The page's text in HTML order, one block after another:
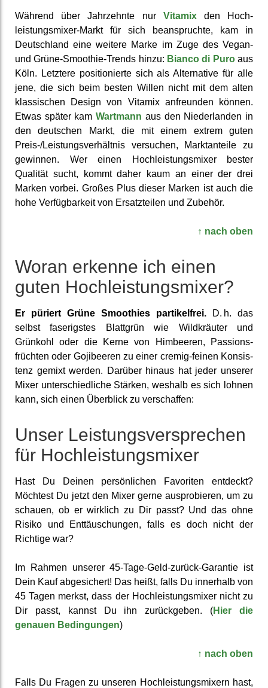
Während über Jahr­zehnte nur Vitamixden Hoch­
leistungs­mixer-Markt für sich be­anspruch­te, kam in
Deutsch­land eine weitere Marke im Zuge des Vegan-
und Grüne-Smoothie-Trends hinzu: Bianco di Puroaus
Köln. Letztere positio­nierte sich als Alter­native für alle
jene, die sich beim besten Willen nicht mit dem alten
klass­ischen Design von Vitamix an­freunden können.
Etwas später kamWartmann aus den Nieder­landen in
den deutschen Markt, die mit einem extrem guten
Preis-/Leistungs­verhältnis versuchen, Markt­anteile zu
gewinnen. Wer einen Hoch­leistungs­mixer bester
Qualität sucht, kommt daher kaum an einer der drei
Marken vorbei. Großes Plus dieser Marken ist auch die
hohe Ver­fügbar­keit von Ersatz­teilen und Zubehör.
↑ nach oben
Woran erkenne ich einen
guten Hoch­leistungs­mixer?
Er püriert Grüne Smoothies partikel­frei. D. h. das
selbst faserig­stes Blattgrün wie Wild­kräuter und
Grünkohl oder die Kerne von Himbeeren, Passions­
früchten oder Gojibeeren zu einer cremig-feinen Konsis­
tenz gemixt werden. Darüber hinaus hat jeder unserer
Mixer unter­schied­liche Stärken, weshalb es sich lohnen
kann, sich einen Überblick zu ver­schaffen:
Unser Leistungs­ver­sprechen
für Hoch­leistungs­mixer
Hast Du Deinen persön­lichen Favoriten entdeckt?
Möchtest Du jetzt den Mixer gerne aus­probieren, um zu
schauen, ob er wirklich zu Dir passt? Und das ohne
Risiko und Ent­täuschungen, falls es doch nicht der
Richtige war?
Im Rahmen unserer 45-Tage-Geld-zurück-Garantie ist
Dein Kauf abge­sichert! Das heißt, falls Du innerhalb von
45 Tagen merkst, dass der Hoch­leistungs­mixer nicht zu
Dir passt, kannst Du ihn zurück­geben. (Hier die
genauen Be­dingungen)
↑ nach oben
Falls Du Fragen zu unseren Hoch­leistungs­mixern hast,